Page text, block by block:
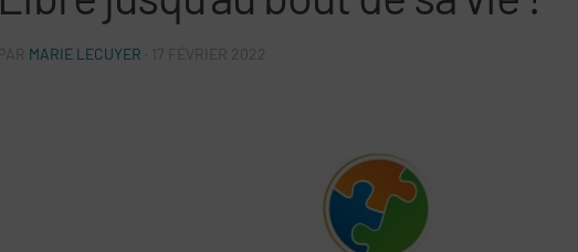
PAR MARIE LECUYER · 17 FÉVRIER 2022